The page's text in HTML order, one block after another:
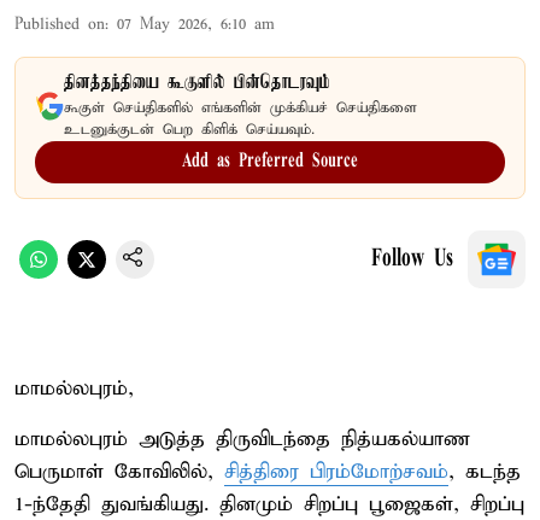
Published on: 07 May 2026, 6:10 am
தினத்தந்தியை கூகுளில் பின்தொடரவும்
கூகுள் செய்திகளில் எங்களின் முக்கியச் செய்திகளை
உடனுக்குடன் பெற கிளிக் செய்யவும்.
Add as Preferred Source
Follow Us
மாமல்லபுரம்,
மாமல்லபுரம் அடுத்த திருவிடந்தை நித்யகல்யாண
பெருமாள் கோவிலில், சித்திரை பிரம்மோற்சவம், கடந்த
1-ந்தேதி துவங்கியது. தினமும் சிறப்பு பூஜைகள், சிறப்பு